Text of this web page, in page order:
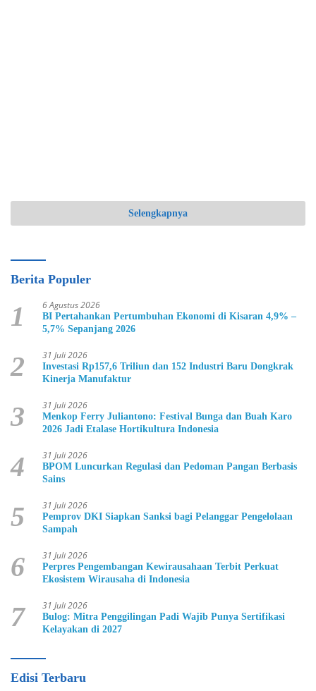
Selengkapnya
Berita Populer
1 6 Agustus 2026
BI Pertahankan Pertumbuhan Ekonomi di Kisaran 4,9% –
5,7% Sepanjang 2026
2 31 Juli 2026
Investasi Rp157,6 Triliun dan 152 Industri Baru Dongkrak
Kinerja Manufaktur
3 31 Juli 2026
Menkop Ferry Juliantono: Festival Bunga dan Buah Karo
2026 Jadi Etalase Hortikultura Indonesia
4 31 Juli 2026
BPOM Luncurkan Regulasi dan Pedoman Pangan Berbasis
Sains
5 31 Juli 2026
Pemprov DKI Siapkan Sanksi bagi Pelanggar Pengelolaan
Sampah
6 31 Juli 2026
Perpres Pengembangan Kewirausahaan Terbit Perkuat
Ekosistem Wirausaha di Indonesia
7 31 Juli 2026
Bulog: Mitra Penggilingan Padi Wajib Punya Sertifikasi
Kelayakan di 2027
Edisi Terbaru